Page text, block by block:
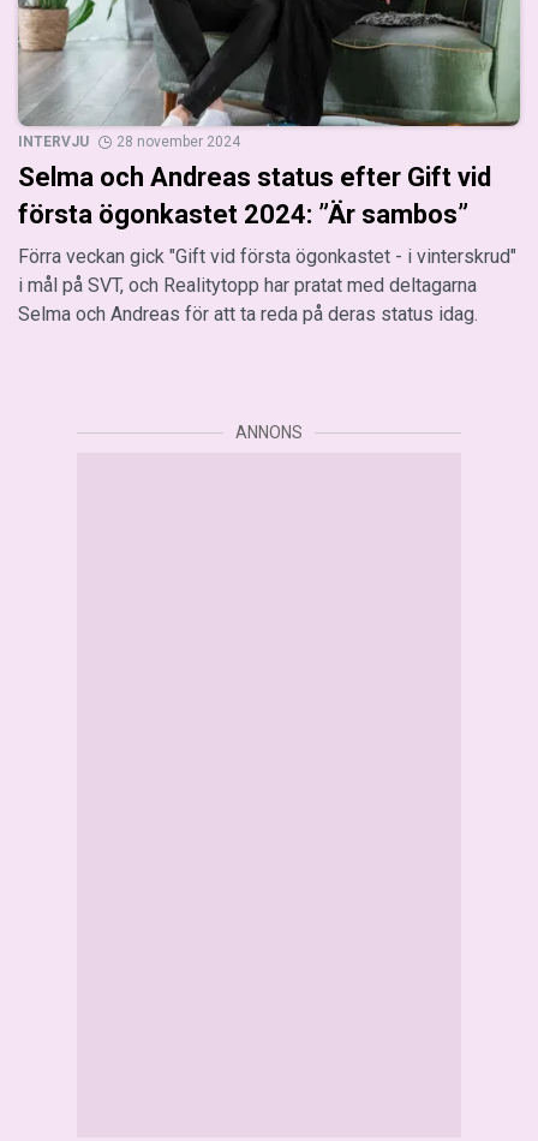
INTERVJU 28 november 2024
Selma och Andreas status efter Gift vid
första ögonkastet 2024: ”Är sambos”
Förra veckan gick "Gift vid första ögonkastet - i vinterskrud"
i mål på SVT, och Realitytopp har pratat med deltagarna
Selma och Andreas för att ta reda på deras status idag.
ANNONS